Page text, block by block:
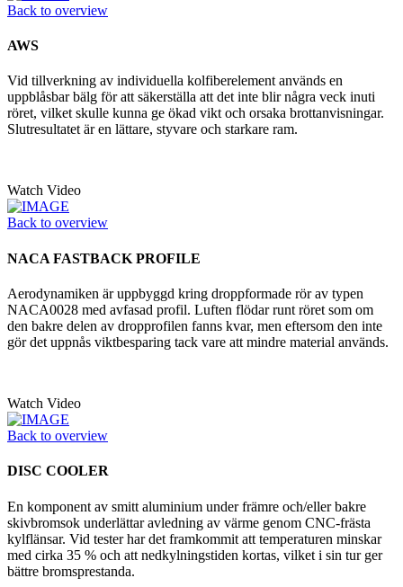
Back to overview
AWS
Vid tillverkning av individuella kolfiberelement används en
uppblåsbar bälg för att säkerställa att det inte blir några veck inuti
röret, vilket skulle kunna ge ökad vikt och orsaka brottanvisningar.
Slutresultatet är en lättare, styvare och starkare ram.
Watch Video
Back to overview
NACA FASTBACK PROFILE
Aerodynamiken är uppbyggd kring droppformade rör av typen
NACA0028 med avfasad profil. Luften flödar runt röret som om
den bakre delen av dropprofilen fanns kvar, men eftersom den inte
gör det uppnås viktbesparing tack vare att mindre material används.
Watch Video
Back to overview
DISC COOLER
En komponent av smitt aluminium under främre och/eller bakre
skivbromsok underlättar avledning av värme genom CNC-frästa
kylflänsar. Vid tester har det framkommit att temperaturen minskar
med cirka 35 % och att nedkylningstiden kortas, vilket i sin tur ger
bättre bromsprestanda.